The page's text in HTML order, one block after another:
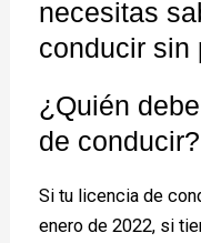
necesitas
conducir sin
¿Quién
de conducir?
Si tu licencia de
enero de 2022, si